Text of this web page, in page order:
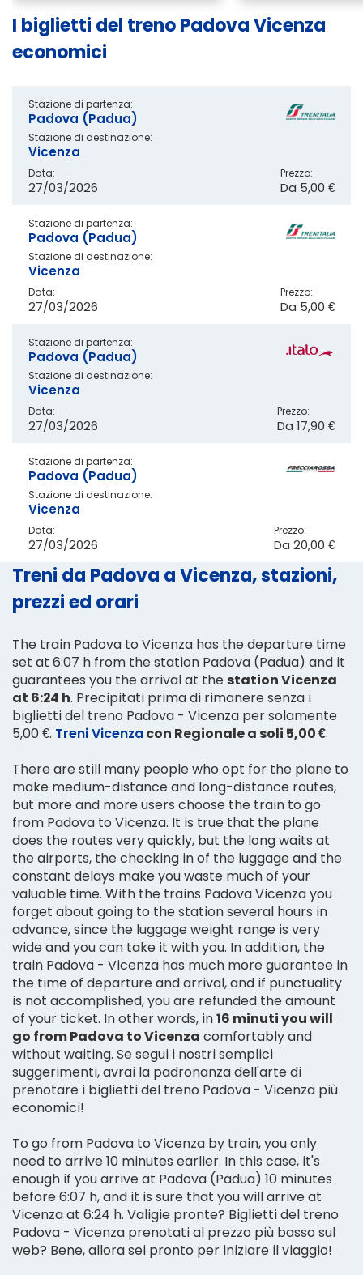
I biglietti del treno Padova Vicenza
economici
Stazione di partenza:
Padova (Padua)
Stazione di destinazione:
Vicenza
Data:
27/03/2026
Prezzo:
Da 5,00 €
Stazione di partenza:
Padova (Padua)
Stazione di destinazione:
Vicenza
Data:
27/03/2026
Prezzo:
Da 5,00 €
Stazione di partenza:
Padova (Padua)
Stazione di destinazione:
Vicenza
Data:
27/03/2026
Prezzo:
Da 17,90 €
Stazione di partenza:
Padova (Padua)
Stazione di destinazione:
Vicenza
Data:
27/03/2026
Prezzo:
Da 20,00 €
Treni da Padova a Vicenza, stazioni,
prezzi ed orari
The train Padova to Vicenza has the departure time
set at 6:07 h from the station Padova (Padua) and it
guarantees you the arrival at thestation Vicenza
at 6:24 h. Precipitati prima di rimanere senza i
biglietti del treno Padova - Vicenza per solamente
5,00 €. Treni Vicenzacon Regionale a soli 5,00 €.
There are still many people who opt for the plane to
make medium-distance and long-distance routes,
but more and more users choose the train to go
from Padova to Vicenza. It is true that the plane
does the routes very quickly, but the long waits at
the airports, the checking in of the luggage and the
constant delays make you waste much of your
valuable time. With the trains Padova Vicenza you
forget about going to the station several hours in
advance, since the luggage weight range is very
wide and you can take it with you. In addition, the
train Padova - Vicenza has much more guarantee in
the time of departure and arrival, and if punctuality
is not accomplished, you are refunded the amount
of your ticket. In other words, in16 minuti you will
go from Padova to Vicenza comfortably and
without waiting. Se segui i nostri semplici
suggerimenti, avrai la padronanza dell'arte di
prenotare i biglietti del treno Padova - Vicenza più
economici!
To go from Padova to Vicenza by train, you only
need to arrive 10 minutes earlier. In this case, it's
enough if you arrive at Padova (Padua) 10 minutes
before 6:07 h, and it is sure that you will arrive at
Vicenza at 6:24 h. Valigie pronte? Biglietti del treno
Padova - Vicenza prenotati al prezzo più basso sul
web? Bene, allora sei pronto per iniziare il viaggio!